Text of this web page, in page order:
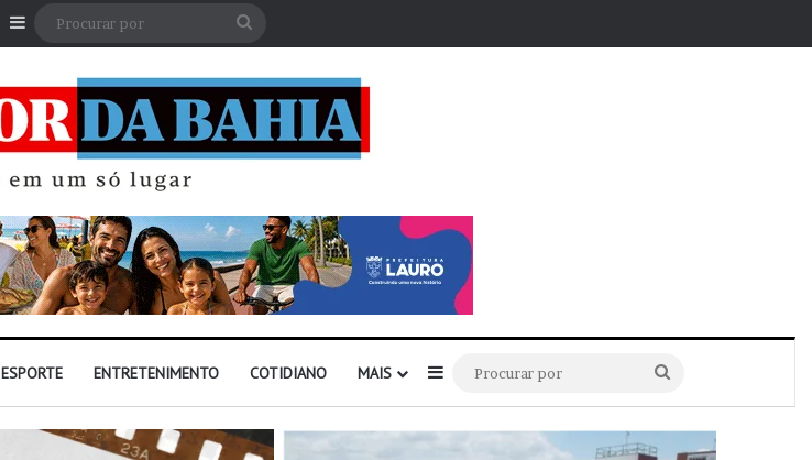
EntrarBarra Lateral
ESPORTE ENTRETENIMENTO COTIDIANO MAIS Barra Lateral
por